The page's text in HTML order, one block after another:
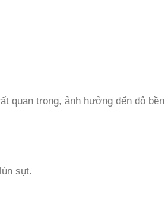
quan trọng, ảnh hưởng đến độ
sụt.